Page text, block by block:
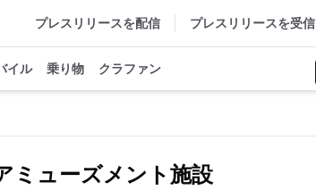
プレスリリースを配信 プレスリリースを受信
イル 乗り物 クラファン
ミューズメント施設